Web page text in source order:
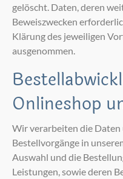
gelöscht. Daten, deren
Beweiszwecken
Klärung des jeweiligen
ausgenommen.
Onlineshop
Wir verarbeiten die Daten
Bestellvorgänge in
Auswahl und die
Leistungen, sowie deren